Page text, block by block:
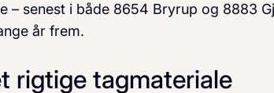
– senest i både 8654 Bryrup og 8883
år frem.
rigtige tagmateriale